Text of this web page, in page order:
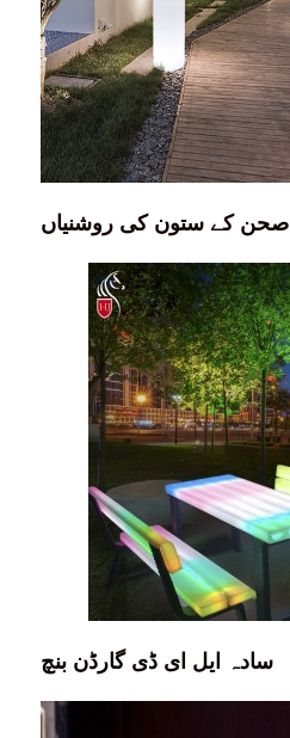
صحن کے ستون کی روشنیاں
سادہ ایل ای ڈی گارڈن بنچ